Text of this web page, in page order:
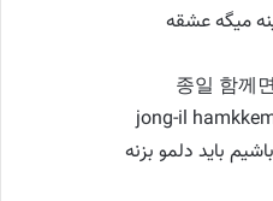
میگه عشقه
종일 함께
jong-il
باید دلمو بزنه